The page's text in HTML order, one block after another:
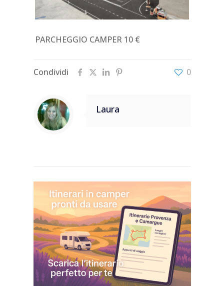
PARCHEGGIO CAMPER 10 €
Condividi 0
Laura